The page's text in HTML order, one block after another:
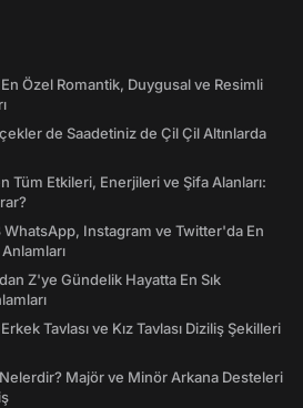
Özel Romantik, Duygusal ve Resimli
de Saadetiniz de Çil Çil Altınlarda
Tüm Etkileri, Enerjileri ve Şifa Alanları:
WhatsApp, Instagram ve Twitter'da En
Z'ye Gündelik Hayatta En Sık
Tavlası ve Kız Tavlası Diziliş Şekilleri
Nelerdir? Majör ve Minör Arkana Desteleri